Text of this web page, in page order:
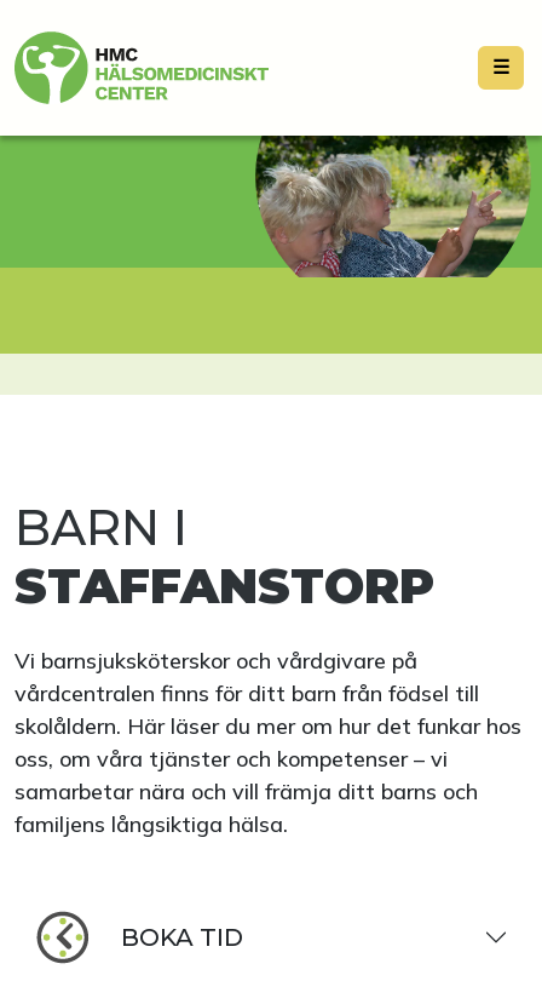
☰
BARN I
STAFFANSTORP
Vi barnsjuksköterskor och vårdgivare på
vårdcentralen finns för ditt barn från födsel till
skolåldern. Här läser du mer om hur det funkar hos
oss, om våra tjänster och kompetenser – vi
samarbetar nära och vill främja ditt barns och
familjens långsiktiga hälsa.
BOKA TID